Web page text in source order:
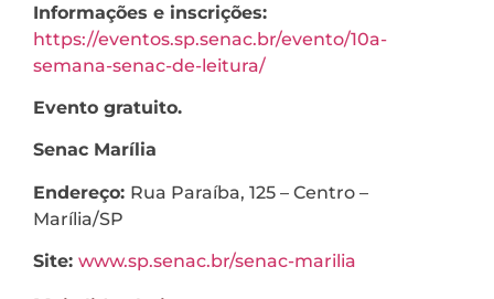
Informações e inscrições:
https://eventos.sp.senac.br/evento/10a-
semana-senac-de-leitura/
Evento gratuito.
Senac Marília
Endereço: Rua Paraíba, 125 – Centro –
Marília/SP
Site: www.sp.senac.br/senac-marilia